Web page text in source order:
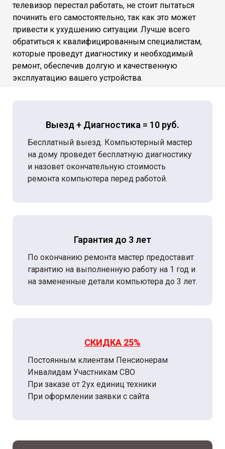
телевизор перестал работать, не стоит пытаться
починить его самостоятельно, так как это может
привести к ухудшению ситуации. Лучше всего
обратиться к квалифицированным специалистам,
которые проведут диагностику и необходимый
ремонт, обеспечив долгую и качественную
эксплуатацию вашего устройства.
Выезд + Диагностика = 10 руб.
Бесплатный выезд. Компьютерный мастер
на дому проведет бесплатную диагностику
и назовет окончательную стоимость
ремонта компьютера перед работой.
Гарантия до 3 лет
По окончанию ремонта мастер предоставит
гарантию на выполненную работу на 1 год и
на замененные детали компьютера до 3 лет.
СКИДКА 25%
Постоянным клиентам Пенсионерам
Инвалидам Участникам СВО
При заказе от 2ух единиц техники
При оформлении заявки с сайта